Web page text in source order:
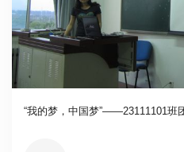
“我的梦，中国梦”——23111101班